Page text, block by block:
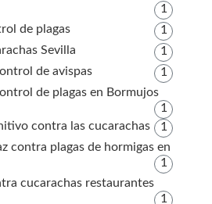
1
de plagas
1
Sevilla
1
de avispas
1
de plagas en Bormujos
1
contra las cucarachas
1
contra plagas de hormigas en
1
cucarachas restaurantes
1